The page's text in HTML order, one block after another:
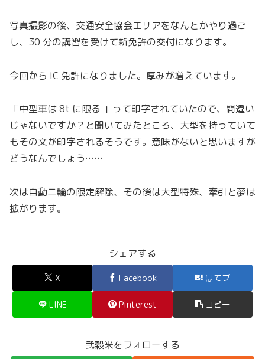
写真撮影の後、交通安全協会エリアをなんとかやり過ご
し、30 分の講習を受けて新免許の交付になります。
今回から IC 免許になりました。厚みが増えています。
「中型車は 8t に限る 」って印字されていたので、間違い
じゃないですか？と聞いてみたところ、大型を持っていて
もその文が印字されるそうです。意味がないと思いますが
どうなんでしょう……
次は自動二輪の限定解除、その後は大型特殊、牽引と夢は
拡がります。
シェアする
X Facebook はてブ
LINE Pinterest コピー
弐穀米をフォローする